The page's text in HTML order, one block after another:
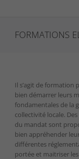
FORMATIONS
Il s’agit de formation
bien démarrer leurs
fondamentales de la
collectivité locale.
du mandat sont
bien appréhender
différentes
portée et maitriser